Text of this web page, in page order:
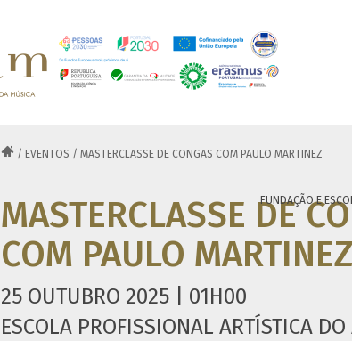
FUNDAÇÃO E
 / EVENTOS / MASTERCLASSE DE CONGAS COM PAULO MARTINEZ
MASTERCLASSE DE
COM PAULO MARTINEZ
25 OUTUBRO 2025 | 01H00
ESCOLA PROFISSIONAL ARTÍSTICA